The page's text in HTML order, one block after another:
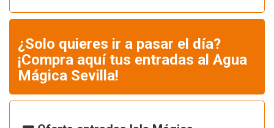
¿Solo quieres ir a pasar el día?
¡Compra aquí tus entradas al Agua
Mágica Sevilla!